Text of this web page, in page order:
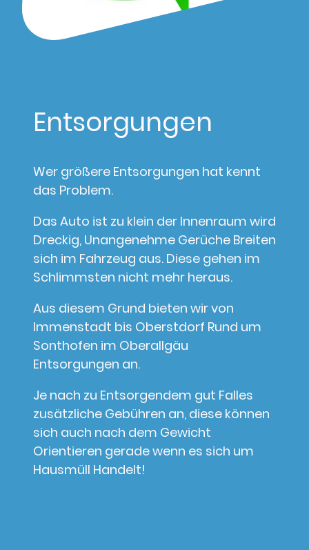
Entsorgungen
Wer größere Entsorgungen hat kennt
das Problem.
Das Auto ist zu klein der Innenraum wird
Dreckig, Unangenehme Gerüche Breiten
sich im Fahrzeug aus. Diese gehen im
Schlimmsten nicht mehr heraus.
Aus diesem Grund bieten wir von
Immenstadt bis Oberstdorf Rund um
Sonthofen im Oberallgäu
Entsorgungen an.
Je nach zu Entsorgendem gut Falles
zusätzliche Gebühren an, diese können
sich auch nach dem Gewicht
Orientieren gerade wenn es sich um
Hausmüll Handelt!